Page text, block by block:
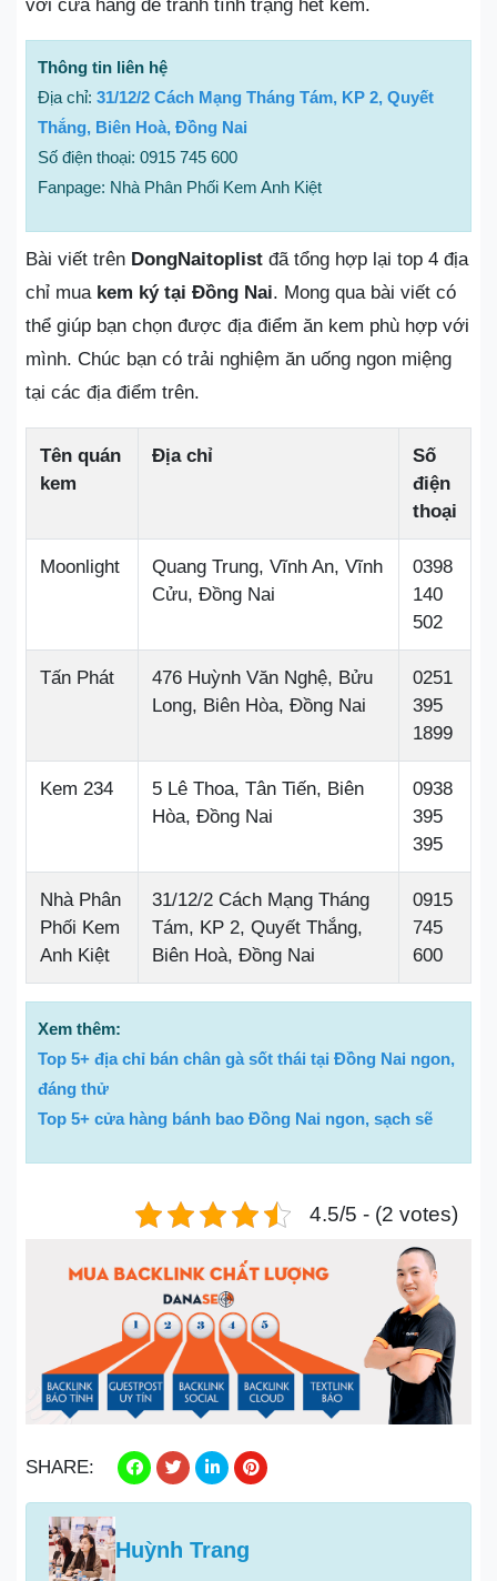
với cửa hàng để tránh tình trạng hết kem.
Thông tin liên hệ
Địa chỉ: 31/12/2 Cách Mạng Tháng Tám, KP 2, Quyết
Thắng, Biên Hoà, Đồng Nai
Số điện thoại: 0915 745 600
Fanpage: Nhà Phân Phối Kem Anh Kiệt
Bài viết trên DongNaitoplist đã tổng hợp lại top 4 địa
chỉ mua kem ký tại Đồng Nai. Mong qua bài viết có
thể giúp bạn chọn được địa điểm ăn kem phù hợp với
mình. Chúc bạn có trải nghiệm ăn uống ngon miệng
tại các địa điểm trên.
Tên quán
kem
Địa chỉ
Số
điện
thoại
Moonlight
Quang Trung, Vĩnh An, Vĩnh
Cửu, Đồng Nai
0398
140
502
Tấn Phát
476 Huỳnh Văn Nghệ, Bửu
Long, Biên Hòa, Đồng Nai
0251
395
1899
Kem 234
5 Lê Thoa, Tân Tiến, Biên
Hòa, Đồng Nai
0938
395
395
Nhà Phân
Phối Kem
Anh Kiệt
31/12/2 Cách Mạng Tháng
Tám, KP 2, Quyết Thắng,
Biên Hoà, Đồng Nai
0915
745
600
Xem thêm:
Top 5+ địa chỉ bán chân gà sốt thái tại Đồng Nai ngon,
đáng thử
Top 5+ cửa hàng bánh bao Đồng Nai ngon, sạch sẽ
4.5/5 - (2 votes)
SHARE:
Huỳnh Trang